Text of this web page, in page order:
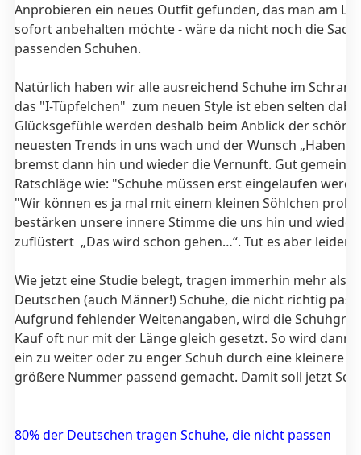
Anprobieren ein neues Outfit gefunden, das man am
sofort anbehalten möchte - wäre da nicht noch die
passenden Schuhen.
Natürlich haben wir alle ausreichend Schuhe im
das "I-Tüpfelchen" zum neuen Style ist eben selten
Glücksgefühle werden deshalb beim Anblick der
neuesten Trends in uns wach und der Wunsch „Haben
bremst dann hin und wieder die Vernunft. Gut gemeinte
Ratschläge wie: "Schuhe müssen erst eingelaufen
"Wir können es ja mal mit einem kleinen Söhlchen
bestärken unsere innere Stimme die uns hin und wieder
zuflüstert „Das wird schon gehen…“. Tut es aber leider
Wie jetzt eine Studie belegt, tragen immerhin mehr als
Deutschen (auch Männer!) Schuhe, die nicht richtig
Aufgrund fehlender Weitenangaben, wird die
Kauf oft nur mit der Länge gleich gesetzt. So wird dann
ein zu weiter oder zu enger Schuh durch eine kleinere
größere Nummer passend gemacht. Damit soll jetzt
80% der Deutschen tragen Schuhe, die nicht passen